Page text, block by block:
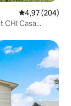
4,97 de uma
4,97 (204)